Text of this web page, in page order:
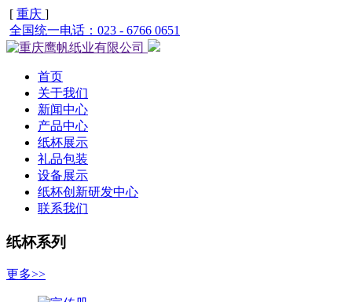
[ 重庆 ]
全国统一电话：023 - 6766 0651
首页
关于我们
新闻中心
产品中心
纸杯展示
礼品包装
设备展示
纸杯创新研发中心
联系我们
纸杯系列
更多>>